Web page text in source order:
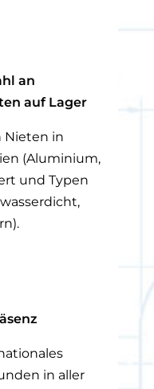
an
auf Lager
Nieten in
(Aluminium,
und Typen
in aller